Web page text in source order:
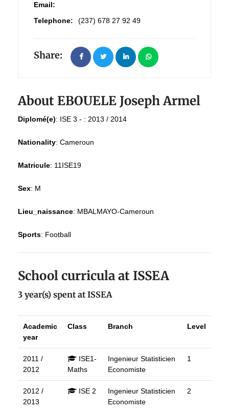
Email:
Telephone:
(237) 678 27 92 49
Share:
About EBOUELE Joseph Armel
Diplomé(e): ISE 3 - : 2013 / 2014
Nationality: Cameroun
Matricule: 11ISE19
Sex: M
Lieu_naissance: MBALMAYO-Cameroun
Sports: Football
School curricula at ISSEA
3 year(s) spent at ISSEA
Academic
year
Class Branch Level
2011 /
2012
ISE1-
Maths
Ingenieur Statisticien
Economiste
1
2012 /
2013
ISE 2
Ingenieur Statisticien
Economiste
2